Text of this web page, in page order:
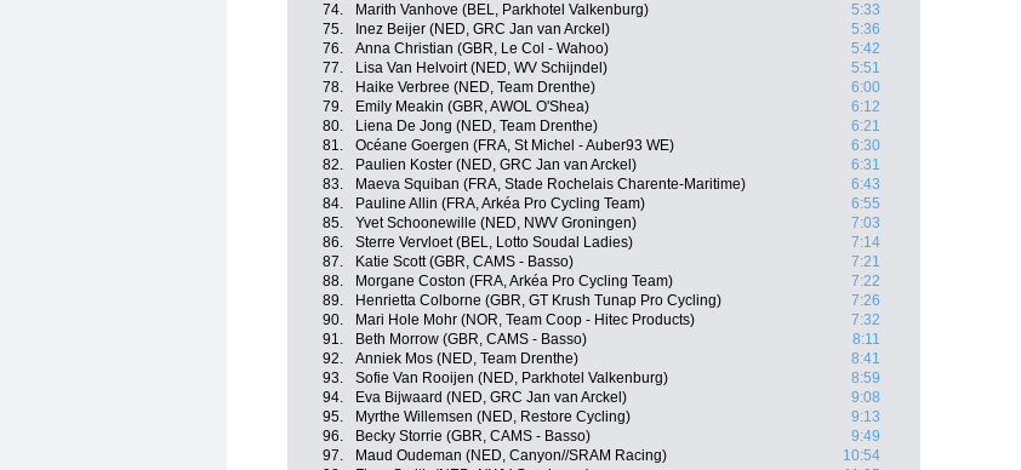
74.
Marith Vanhove (BEL, Parkhotel Valkenburg)
5:33
75.
Inez Beijer (NED, GRC Jan van Arckel)
5:36
76.
Anna Christian (GBR, Le Col - Wahoo)
5:42
77.
Lisa Van Helvoirt (NED, WV Schijndel)
5:51
78.
Haike Verbree (NED, Team Drenthe)
6:00
79.
Emily Meakin (GBR, AWOL O'Shea)
6:12
80.
Liena De Jong (NED, Team Drenthe)
6:21
81.
Océane Goergen (FRA, St Michel - Auber93 WE)
6:30
82.
Paulien Koster (NED, GRC Jan van Arckel)
6:31
83.
Maeva Squiban (FRA, Stade Rochelais Charente-Maritime)
6:43
84.
Pauline Allin (FRA, Arkéa Pro Cycling Team)
6:55
85.
Yvet Schoonewille (NED, NWV Groningen)
7:03
86.
Sterre Vervloet (BEL, Lotto Soudal Ladies)
7:14
87.
Katie Scott (GBR, CAMS - Basso)
7:21
88.
Morgane Coston (FRA, Arkéa Pro Cycling Team)
7:22
89.
Henrietta Colborne (GBR, GT Krush Tunap Pro Cycling)
7:26
90.
Mari Hole Mohr (NOR, Team Coop - Hitec Products)
7:32
91.
Beth Morrow (GBR, CAMS - Basso)
8:11
92.
Anniek Mos (NED, Team Drenthe)
8:41
93.
Sofie Van Rooijen (NED, Parkhotel Valkenburg)
8:59
94.
Eva Bijwaard (NED, GRC Jan van Arckel)
9:08
95.
Myrthe Willemsen (NED, Restore Cycling)
9:13
96.
Becky Storrie (GBR, CAMS - Basso)
9:49
97.
Maud Oudeman (NED, Canyon//SRAM Racing)
10:54